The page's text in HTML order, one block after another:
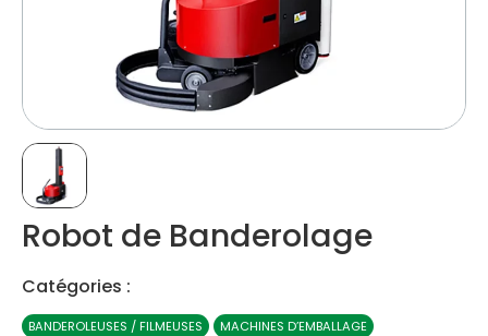
Robot de Banderolage
Catégories :
BANDEROLEUSES / FILMEUSES MACHINES D’EMBALLAGE